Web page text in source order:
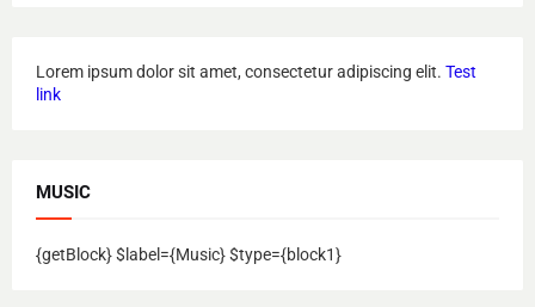
Lorem ipsum dolor sit amet, consectetur adipiscing elit. Test
link
MUSIC
{getBlock} $label={Music} $type={block1}